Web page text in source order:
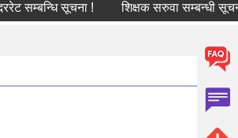
सम्बन्धि सूचना ! शिक्षक सरुवा सम्बन्धी सूचना!